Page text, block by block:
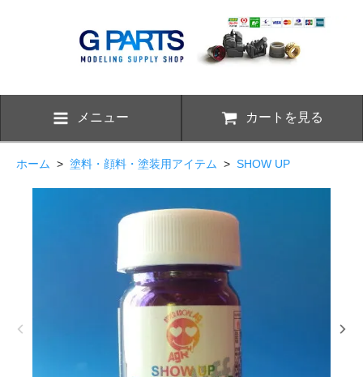
メニュー カートを見る
ホーム > 塗料・顔料・塗装用アイテム > SHOW UP